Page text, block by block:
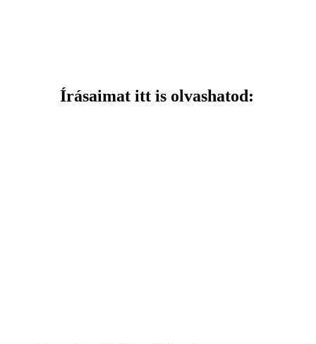
Írásaimat itt is olvashatod: